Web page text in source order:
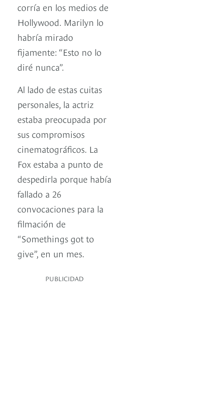
corría en los medios de
Hollywood. Marilyn lo
habría mirado
fijamente: “Esto no lo
diré nunca”.
Al lado de estas cuitas
personales, la actriz
estaba preocupada por
sus compromisos
cinematográficos. La
Fox estaba a punto de
despedirla porque había
fallado a 26
convocaciones para la
filmación de
“Somethings got to
give”, en un mes.
PUBLICIDAD